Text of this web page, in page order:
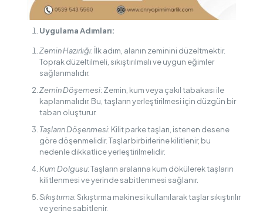
Uygulama Adımları:
Zemin Hazırlığı: İlk adım, alanın zeminini düzeltmektir.
Toprak düzeltilmeli, sıkıştırılmalı ve uygun eğimler
sağlanmalıdır.
Zemin Döşemesi: Zemin, kum veya çakıl tabakası ile
kaplanmalıdır. Bu, taşların yerleştirilmesi için düzgün bir
taban oluşturur.
Taşların Döşenmesi: Kilit parke taşları, istenen desene
göre döşenmelidir. Taşlar birbirlerine kilitlenir, bu
nedenle dikkatlice yerleştirilmelidir.
Kum Dolgusu: Taşların aralarına kum dökülerek taşların
kilitlenmesi ve yerinde sabitlenmesi sağlanır.
Sıkıştırma: Sıkıştırma makinesi kullanılarak taşlar sıkıştırılır
ve yerine sabitlenir.